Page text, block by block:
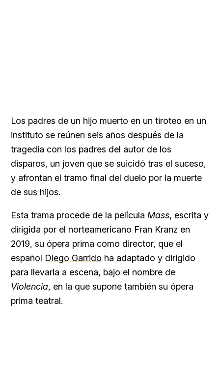
Los padres de un hijo muerto en un tiroteo en un
instituto se reúnen seis años después de la
tragedia con los padres del autor de los
disparos, un joven que se suicidó tras el suceso,
y afrontan el tramo final del duelo por la muerte
de sus hijos.
Esta trama procede de la película Mass, escrita y
dirigida por el norteamericano Fran Kranz en
2019, su ópera prima como director, que el
español Diego Garrido ha adaptado y dirigido
para llevarla a escena, bajo el nombre de
Violencia, en la que supone también su ópera
prima teatral.